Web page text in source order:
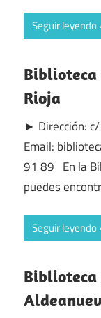
Seguir leyendo
Rioja
► Dirección:
Email:
91 89 En la
puedes
Seguir leyendo